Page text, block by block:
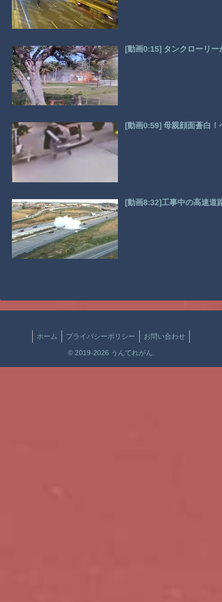
[動画0:15] タンクローリ
[動画0:59] 母親顔面蒼白
[動画8:32]工事中の高速道
ホーム プライバシーポリシー お問い合わせ
© 2019-2026 うんてれがん.